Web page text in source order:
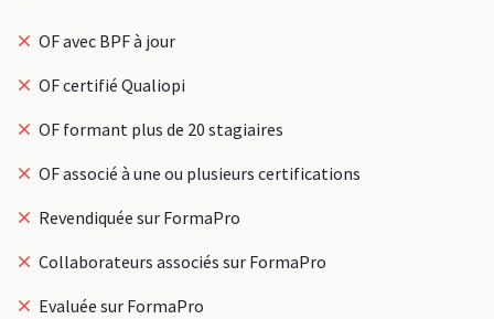
OF avec BPF à jour
OF certifié Qualiopi
OF formant plus de 20 stagiaires
OF associé à une ou plusieurs certifications
Revendiquée sur FormaPro
Collaborateurs associés sur FormaPro
Evaluée sur FormaPro